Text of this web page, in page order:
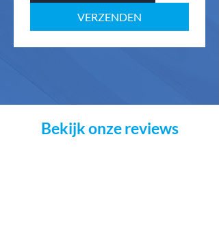
VERZENDEN
Bekijk onze reviews